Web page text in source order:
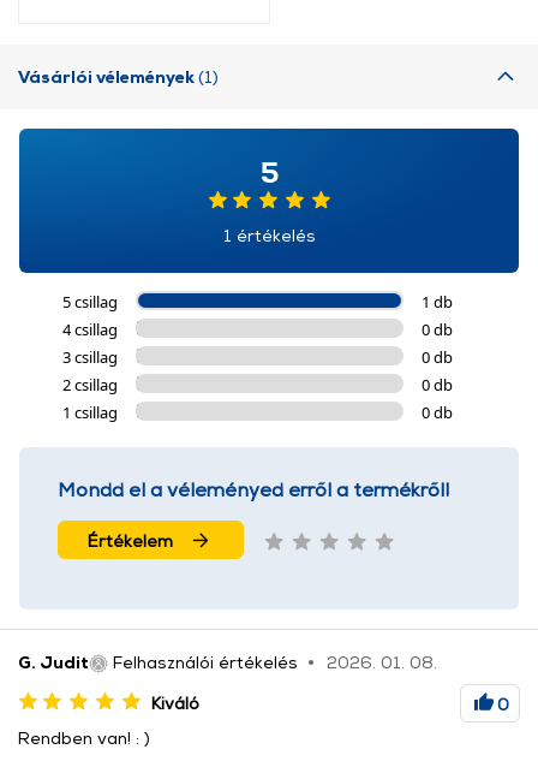
Vásárlói vélemények(1)
5
1 értékelés
5 csillag
1 db
4 csillag
0 db
3 csillag
0 db
2 csillag
0 db
1 csillag
0 db
Mondd el a véleményed erről a termékről!
Értékelem
G. Judit Felhasználói értékelés
2026. 01. 08.
Kiváló
0
Rendben van! : )